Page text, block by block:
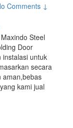
Comments ↓
Maxindo Steel
Door
instalasi untuk
secara
kami jual